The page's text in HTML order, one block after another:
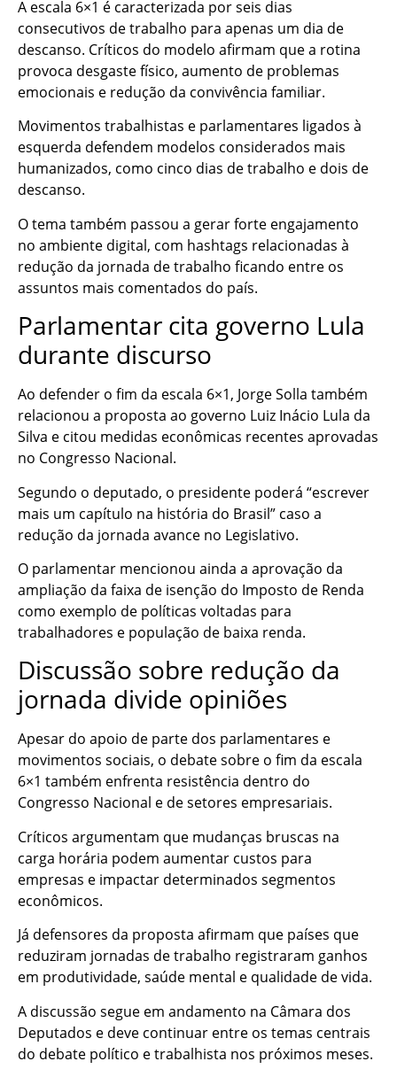
A escala 6×1 é caracterizada por seis dias
consecutivos de trabalho para apenas um dia de
descanso. Críticos do modelo afirmam que a rotina
provoca desgaste físico, aumento de problemas
emocionais e redução da convivência familiar.
Movimentos trabalhistas e parlamentares ligados à
esquerda defendem modelos considerados mais
humanizados, como cinco dias de trabalho e dois de
descanso.
O tema também passou a gerar forte engajamento
no ambiente digital, com hashtags relacionadas à
redução da jornada de trabalho ficando entre os
assuntos mais comentados do país.
Parlamentar cita governo Lula
durante discurso
Ao defender o fim da escala 6×1, Jorge Solla também
relacionou a proposta ao governo Luiz Inácio Lula da
Silva e citou medidas econômicas recentes aprovadas
no Congresso Nacional.
Segundo o deputado, o presidente poderá “escrever
mais um capítulo na história do Brasil” caso a
redução da jornada avance no Legislativo.
O parlamentar mencionou ainda a aprovação da
ampliação da faixa de isenção do Imposto de Renda
como exemplo de políticas voltadas para
trabalhadores e população de baixa renda.
Discussão sobre redução da
jornada divide opiniões
Apesar do apoio de parte dos parlamentares e
movimentos sociais, o debate sobre o fim da escala
6×1 também enfrenta resistência dentro do
Congresso Nacional e de setores empresariais.
Críticos argumentam que mudanças bruscas na
carga horária podem aumentar custos para
empresas e impactar determinados segmentos
econômicos.
Já defensores da proposta afirmam que países que
reduziram jornadas de trabalho registraram ganhos
em produtividade, saúde mental e qualidade de vida.
A discussão segue em andamento na Câmara dos
Deputados e deve continuar entre os temas centrais
do debate político e trabalhista nos próximos meses.